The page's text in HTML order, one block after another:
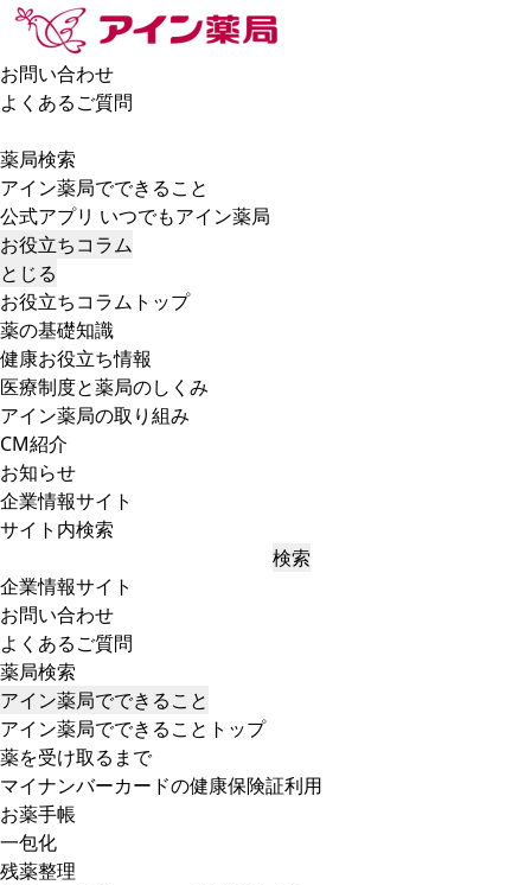
お問い合わせ
よくあるご質問
薬局検索
アイン薬局でできること
公式アプリ いつでもアイン薬局
お役立ちコラム
とじる
お役立ちコラムトップ
薬の基礎知識
健康お役立ち情報
医療制度と薬局のしくみ
アイン薬局の取り組み
CM紹介
お知らせ
企業情報サイト
サイト内検索
検索
企業情報サイト
お問い合わせ
よくあるご質問
薬局検索
アイン薬局でできること
アイン薬局でできることトップ
薬を受け取るまで
マイナンバーカードの健康保険証利用
お薬手帳
一包化
残薬整理